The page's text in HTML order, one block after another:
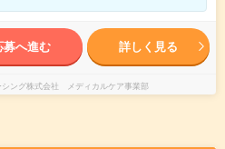
募へ進む 詳しく見る
シング株式会社 メディカルケア事業部